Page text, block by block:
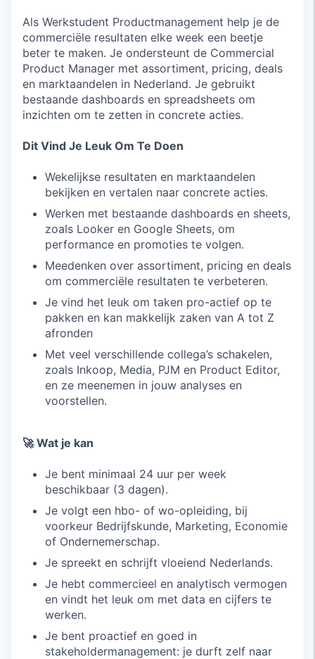
Als Werkstudent Productmanagement help je de
commerciële resultaten elke week een beetje
beter te maken. Je ondersteunt de Commercial
Product Manager met assortiment, pricing, deals
en marktaandelen in Nederland. Je gebruikt
bestaande dashboards en spreadsheets om
inzichten om te zetten in concrete acties.
Dit Vind Je Leuk Om Te Doen
Wekelijkse resultaten en marktaandelen
bekijken en vertalen naar concrete acties.
Werken met bestaande dashboards en sheets,
zoals Looker en Google Sheets, om
performance en promoties te volgen.
Meedenken over assortiment, pricing en deals
om commerciële resultaten te verbeteren.
Je vind het leuk om taken pro-actief op te
pakken en kan makkelijk zaken van A tot Z
afronden
Met veel verschillende collega’s schakelen,
zoals Inkoop, Media, PJM en Product Editor,
en ze meenemen in jouw analyses en
voorstellen.
🚀 Wat je kan
Je bent minimaal 24 uur per week
beschikbaar (3 dagen).
Je volgt een hbo- of wo-opleiding, bij
voorkeur Bedrijfskunde, Marketing, Economie
of Ondernemerschap.
Je spreekt en schrijft vloeiend Nederlands.
Je hebt commercieel en analytisch vermogen
en vindt het leuk om met data en cijfers te
werken.
Je bent proactief en goed in
stakeholdermanagement: je durft zelf naar